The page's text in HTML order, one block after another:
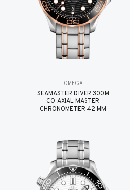
OMEGA
SEAMASTER DIVER 300M
CO‑AXIAL MASTER
CHRONOMETER 42 MM